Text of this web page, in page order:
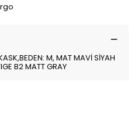
M, MAT MAVİ SİYAH
B2 MATT GRAY